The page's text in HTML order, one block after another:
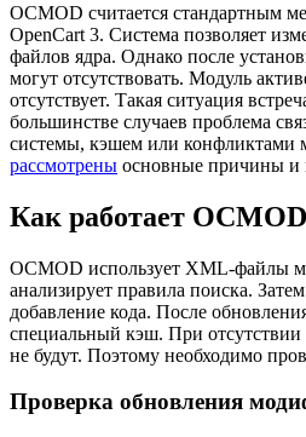
OCMOD считается стандартным
OpenCart 3. Система позволяет
файлов ядра. Однако после
могут отсутствовать. Модуль
отсутствует. Такая ситуация
большинстве случаев проблема
системы, кэшем или конфликтами
рассмотрены основные причины и
Как работает
OCMOD использует XML-файлы
анализирует правила поиска.
добавление кода. После
специальный кэш. При отсутствии
не будут. Поэтому необходимо
Проверка обновления